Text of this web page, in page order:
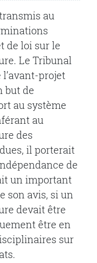
au
de loi sur le
Le Tribunal
projet
but de
au système
au
des
il porterait
de
un important
son avis, si un
devait être
être en
sur